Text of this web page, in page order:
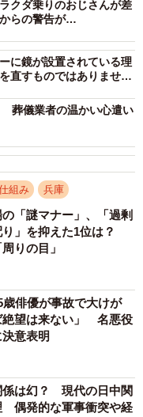
とが多いんです。亜
効果があると言われ
塗料も赤色になるこ
けてくれます」（笹
3/5
東幸海運提供）
ら？
度、メンテナンスを
クダ乗りのおじさんが差
らの警告が…
に鏡が設置されている理
直すものではありませ
葬儀業者の温かい心遣い
組み 兵庫
「謎マナー」、「過剰
り」を抑えた1位は？
りの目」
歳俳優が事故で大けが
絶望は来ない」 名悪役
意表明
係は幻？ 現代の日中関
偶発的な軍事衝突や経